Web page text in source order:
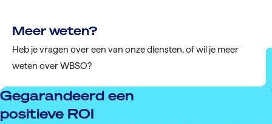
Meer weten?
Heb je vragen over een van onze diensten, of wil je meer
weten over WBSO?
Gegarandeerd een
positieve ROI